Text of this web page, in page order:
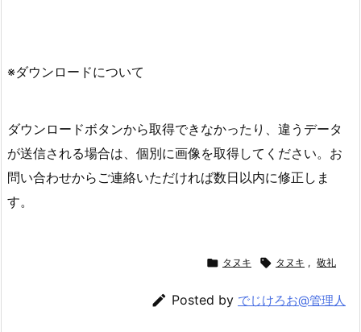
※ダウンロードについて
ダウンロードボタンから取得できなかったり、違うデータ
が送信される場合は、個別に画像を取得してください。お
問い合わせからご連絡いただければ数日以内に修正しま
す。
 タヌキ  タヌキ , 敬礼
 Posted by でじけろお@管理人